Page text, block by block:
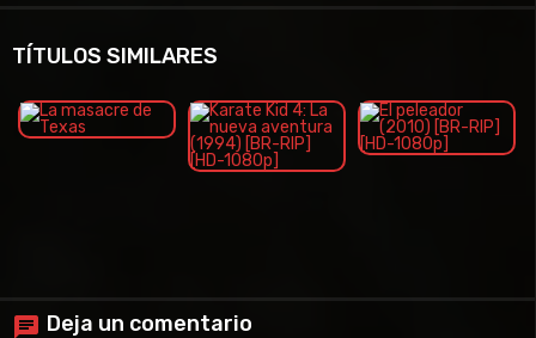
TÍTULOS SIMILARES
Deja un comentario